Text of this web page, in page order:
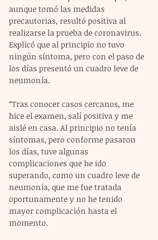
aunque tomó las medidas
precautorias, resultó positiva al
realizarse la prueba de coronavirus.
Explicó que al principio no tuvo
ningún síntoma, pero con el paso de
los días presentó un cuadro leve de
neumonía.
“Tras conocer casos cercanos, me
hice el examen, salí positiva y me
aislé en casa. Al principio no tenía
síntomas, pero conforme pasaron
los días, tuve algunas
complicaciones que he ido
superando, como un cuadro leve de
neumonía, que me fue tratada
oportunamente y no he tenido
mayor complicación hasta el
momento.